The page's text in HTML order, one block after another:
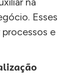
Esses
processos e